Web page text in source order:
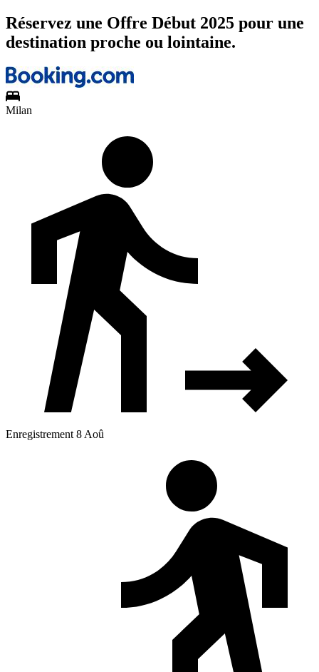
Réservez une Offre Début 2025 pour une
destination proche ou lointaine.
Milan
Enregistrement 8 Aoû